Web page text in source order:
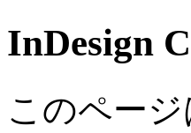
InDesign
このページ